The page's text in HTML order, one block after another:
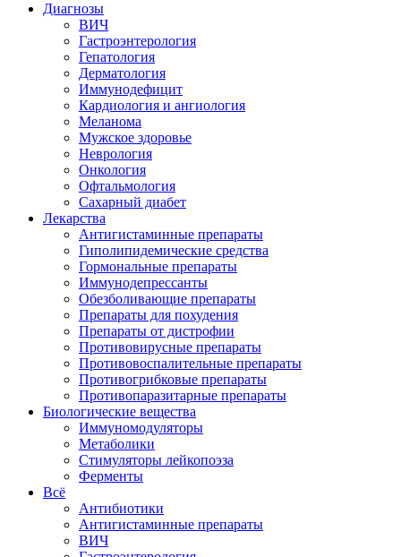
Диагнозы
ВИЧ
Гастроэнтерология
Гепатология
Дерматология
Иммунодефицит
Кардиология и ангиология
Меланома
Мужское здоровье
Неврология
Онкология
Офтальмология
Сахарный диабет
Лекарства
Антигистаминные препараты
Гиполипидемические средства
Гормональные препараты
Иммунодепрессанты
Обезболивающие препараты
Препараты для похудения
Препараты от дистрофии
Противовирусные препараты
Противовоспалительные препараты
Противогрибковые препараты
Противопаразитарные препараты
Биологические вещества
Иммуномодуляторы
Метаболики
Стимуляторы лейкопоэза
Ферменты
Всё
Антибиотики
Антигистаминные препараты
ВИЧ